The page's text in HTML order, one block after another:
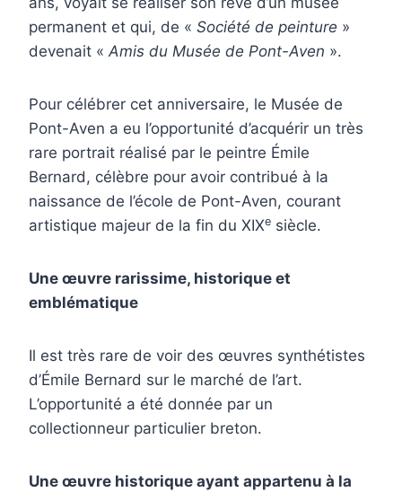
permanent et qui, de « Société de peinture »
devenait « Amis du Musée de Pont-Aven ».
Pour célébrer cet anniversaire, le Musée de
Pont-Aven a eu l’opportunité d’acquérir un très
rare portrait réalisé par le peintre Émile
Bernard, célèbre pour avoir contribué à la
naissance de l’école de Pont-Aven, courant
artistique majeur de la fin du XIXe siècle.
Une œuvre rarissime, historique et
emblématique
Il est très rare de voir des œuvres synthétistes
d’Émile Bernard sur le marché de l’art.
L’opportunité a été donnée par un
collectionneur particulier breton.
Une œuvre historique ayant appartenu à la